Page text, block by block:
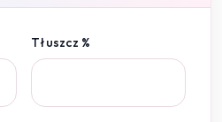
Tłuszcz %